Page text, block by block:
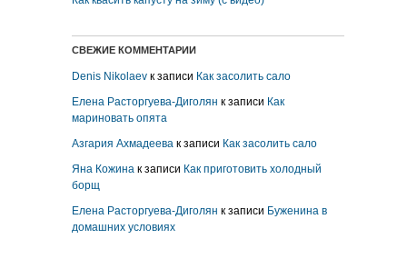
СВЕЖИЕ КОММЕНТАРИИ
Denis Nikolaev к записи Как засолить сало
Елена Расторгуева-Диголян к записи Как
мариновать опята
Азгария Ахмадеева к записи Как засолить сало
Яна Кожина к записи Как приготовить холодный
борщ
Елена Расторгуева-Диголян к записи Буженина в
домашних условиях